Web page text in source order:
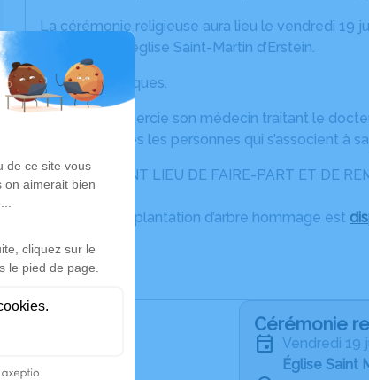
La cérémonie religieuse aura lieu le vendredi 19
à 14 h 30, en l’église Saint-Martin d’Erstein.
Ni fleurs ni plaques.
La famille remercie son médecin traitant le
ainsi que toutes les personnes qui s’associent à
CET AVIS TIENT LIEU DE FAIRE-PART ET DE
Un service de plantation d’arbre hommage est
Cérémonie
vendredi 19
Église Saint